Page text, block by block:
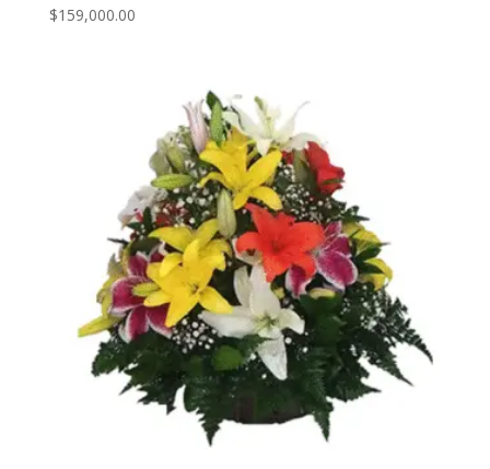
$159,000.00